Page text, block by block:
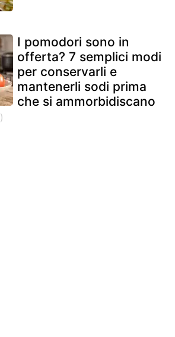
I pomodori sono in
offerta? 7 semplici modi
per conservarli e
mantenerli sodi prima
che si ammorbidiscano